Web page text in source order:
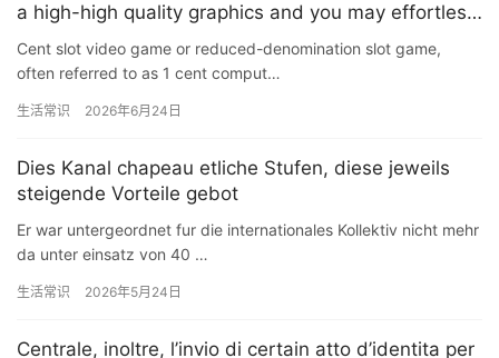
a high-high quality graphics and you may effortless
animations
Cent slot video game or reduced-denomination slot game,
often referred to as 1 cent comput…
生活常识 2026年6月24日
Dies Kanal chapeau etliche Stufen, diese jeweils
steigende Vorteile gebot
Er war untergeordnet fur die internationales Kollektiv nicht mehr
da unter einsatz von 40 …
生活常识 2026年5月24日
Centrale, inoltre, l’invio di certain atto d’identita per